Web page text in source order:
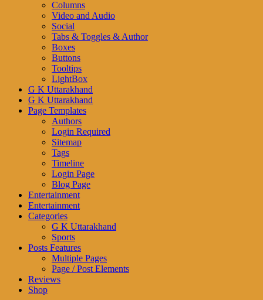
Columns
Video and Audio
Social
Tabs & Toggles & Author
Boxes
Buttons
Tooltips
LightBox
G K Uttarakhand
G K Uttarakhand
Page Templates
Authors
Login Required
Sitemap
Tags
Timeline
Login Page
Blog Page
Entertainment
Entertainment
Categories
G K Uttarakhand
Sports
Posts Features
Multiple Pages
Page / Post Elements
Reviews
Shop